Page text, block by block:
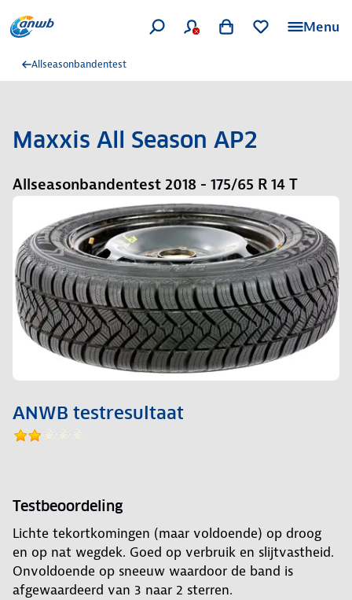
Menu
Allseasonbandentest
Maxxis All Season AP2
Allseasonbandentest 2018 - 175/65 R 14 T
ANWB testresultaat
Testbeoordeling
Lichte tekortkomingen (maar voldoende) op droog
en op nat wegdek. Goed op verbruik en slijtvastheid.
Onvoldoende op sneeuw waardoor de band is
afgewaardeerd van 3 naar 2 sterren.